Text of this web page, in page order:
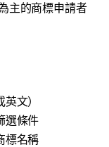
主的商標申請者
文）
選條件
標名稱